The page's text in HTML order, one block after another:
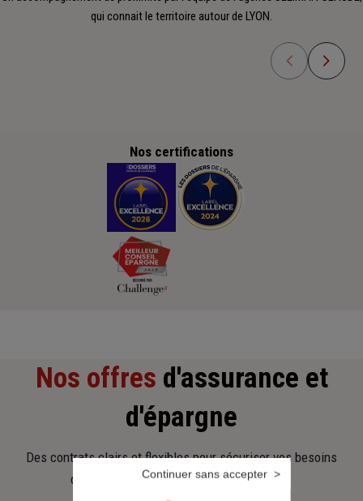
qui connait le territoire autour de LYON.
Nos certifications
Nos offres d'assurance et
d'épargne
Des contrats clairs et flexibles pour sécuriser vos besoins
d’aujourd’hui et anticiper ceux de demain.
Continuer sans accepter